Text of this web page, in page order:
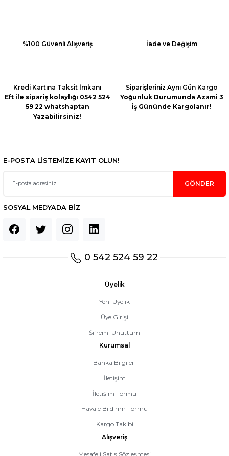
Ürün bilgilerinde hatalar bulunuyor.
%100 Güvenli Alışveriş İade ve Değişim
Kredi Kartına Taksit İmkanı
Eft ile sipariş kolaylığı 0542 524
59 22 whatshaptan
Yazabilirsiniz!
Siparişleriniz Aynı Gün Kargo
Yoğunluk Durumunda Azami 3
İş Gününde Kargolanır!
E-POSTA LİSTEMİZE KAYIT OLUN!
GÖNDER
SOSYAL MEDYADA BİZ
0 542 524 59 22
Üyelik
Yeni Üyelik
Üye Girişi
Şifremi Unuttum
Kurumsal
Banka Bilgileri
İletişim
İletişim Formu
Havale Bildirim Formu
Kargo Takibi
Alışveriş
Mesafeli Satış Sözleşmesi